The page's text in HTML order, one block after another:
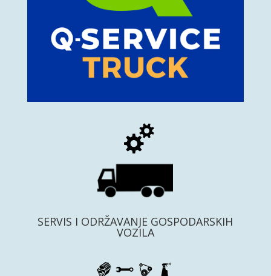
SERVIS I ODRŽAVANJE GOSPODARSKIH
VOZILA